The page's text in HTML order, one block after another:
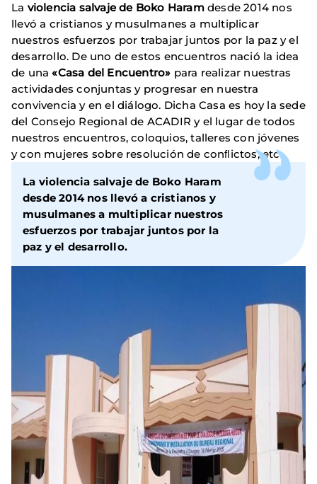
La violencia salvaje de Boko Haramdesde 2014 nos
llevó a cristianos y musulmanes a multiplicar
nuestros esfuerzos por trabajar juntos por la paz y el
desarrollo. De uno de estos encuentros nació la idea
de una«Casa del Encuentro» para realizar nuestras
actividades conjuntas y progresar en nuestra
convivencia y en el diálogo. Dicha Casa es hoy la sede
del Consejo Regional de ACADIR y el lugar de todos
nuestros encuentros, coloquios, talleres con jóvenes
y con mujeres sobre resolución de conﬂictos, etc.
La violencia salvaje de Boko Haram
desde 2014 nos llevó a cristianos y
musulmanes a multiplicar nuestros
esfuerzos por trabajar juntos por la
paz y el desarrollo.